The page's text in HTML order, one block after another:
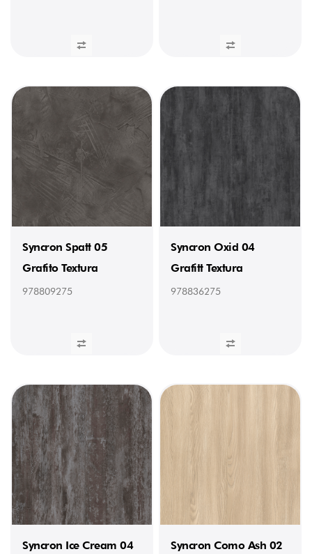
Syncron Spatt 05
Grafito Textura
978809275
Syncron Oxid 04
Grafitt Textura
978836275
Syncron Ice Cream 04
Syncron Como Ash 02